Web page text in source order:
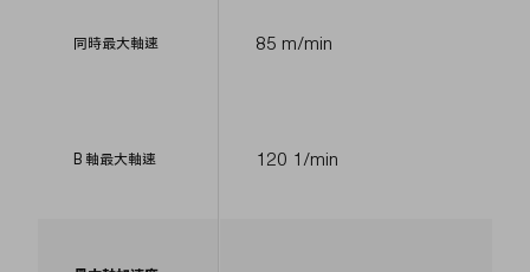
同時最大軸速
B 軸最大軸速
85 m/min
120 1/min